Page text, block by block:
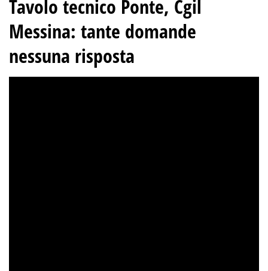
Tavolo tecnico Ponte, Cgil
Messina: tante domande
nessuna risposta